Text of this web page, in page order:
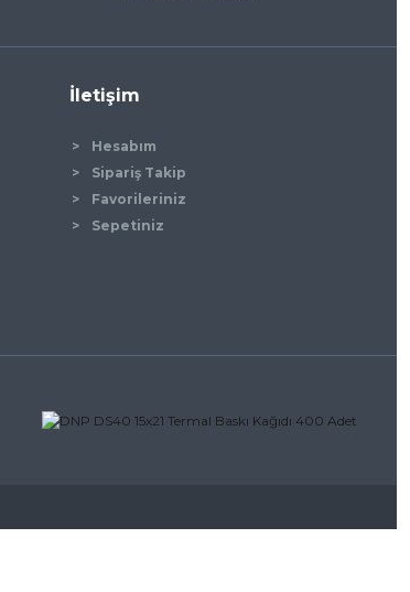
İletişim
Hesabım
Sipariş Takip
Favorileriniz
Sepetiniz